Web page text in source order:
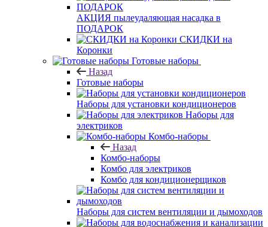
АКЦИЯ пылеудаляющая насадка в
ПОДАРОК
СКИДКИ на
Коронки
Готовые наборы
Назад
Готовые наборы
Наборы для установки кондиционеров
Наборы для
электриков
Комбо-наборы
Назад
Комбо-наборы
Комбо для электриков
Комбо для кондиционерщиков
Наборы для систем вентиляции и дымоходов